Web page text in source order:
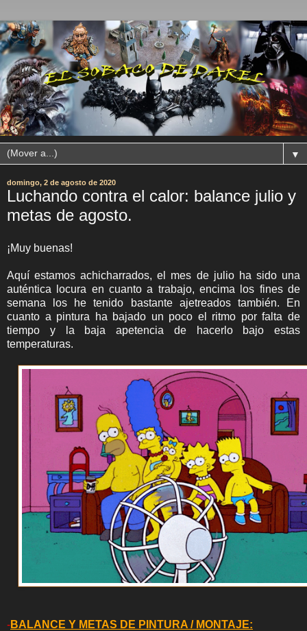
▼
domingo, 2 de agosto de 2020
Luchando contra el calor: balance julio y
metas de agosto.
¡Muy buenas!
Aquí estamos achicharrados, el mes de julio ha sido una
auténtica locura en cuanto a trabajo, encima los fines de
semana los he tenido bastante ajetreados también. En
cuanto a pintura ha bajado un poco el ritmo por falta de
tiempo y la baja apetencia de hacerlo bajo estas
temperaturas.
-BALANCE Y METAS DE PINTURA / MONTAJE: